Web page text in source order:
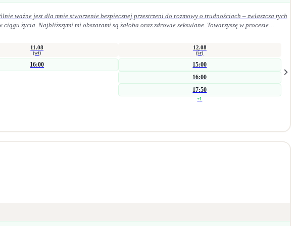
ważne jest dla mnie stworzenie bezpiecznej przestrzeni do rozmowy o trudnościach – zwłaszcza tych
życia. Najbliższymi mi obszarami są żałoba oraz zdrowie seksulane. Towarzyszę w procesie
jak i w dłuższych procesach wspierających zmianę. Jestem psycholożką i seksuolożką z
11.08
(wt)
16:00
12.08
(śr)
15:00
16:00
17:50
+1